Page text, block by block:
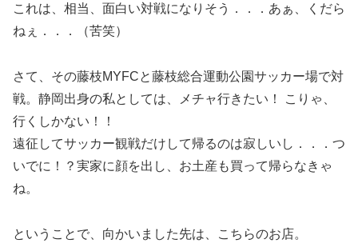
これは、相当、面白い対戦になりそう．．．あぁ、くだら
ねぇ．．．（苦笑）
さて、その藤枝MYFCと藤枝総合運動公園サッカー場で対
戦。静岡出身の私としては、メチャ行きたい！ こりゃ、
行くしかない！！
遠征してサッカー観戦だけして帰るのは寂しいし．．．つ
いでに！？実家に顔を出し、お土産も買って帰らなきゃ
ね。
ということで、向かいました先は、こちらのお店。